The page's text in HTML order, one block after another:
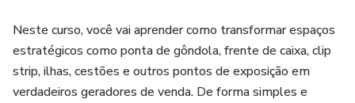
Neste curso, você vai aprender como transformar espaços
estratégicos como ponta de gôndola, frente de caixa, clip
strip, ilhas, cestões e outros pontos de exposição em
verdadeiros geradores de venda. De forma simples e